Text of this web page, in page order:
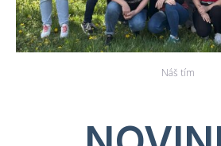
Náš tím